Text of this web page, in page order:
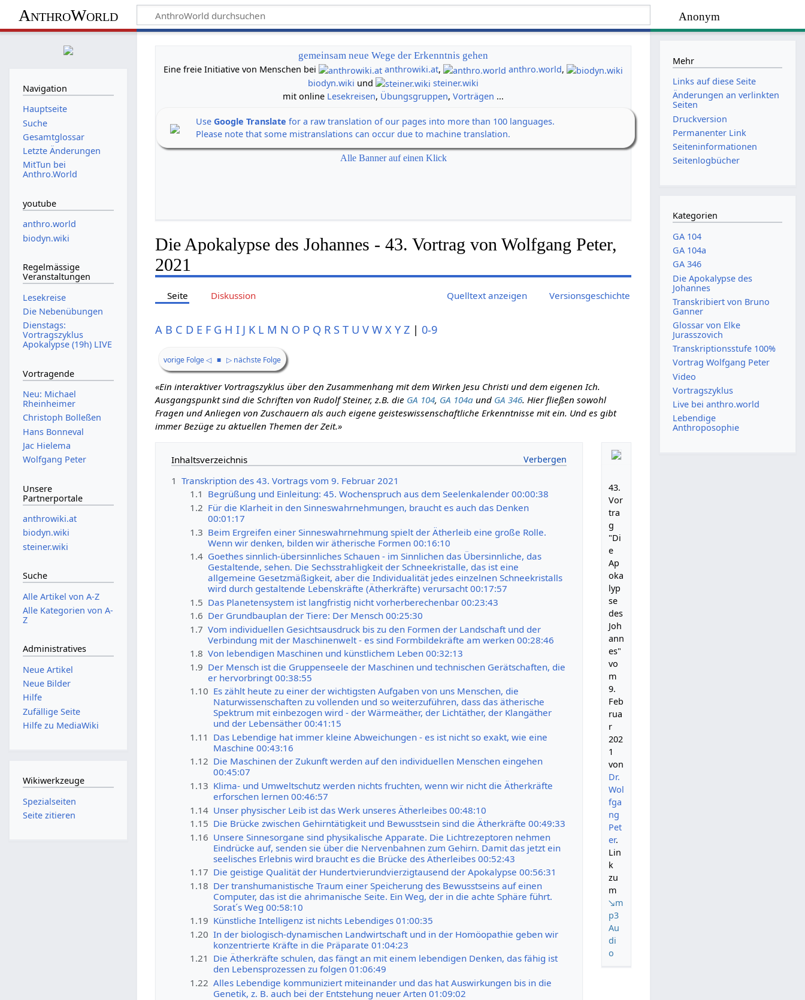
Anonym
AnthroWorld
gemeinsam neue Wege der Erkenntnis gehen
Eine freie Initiative von Menschen bei
anthrowiki.at, anthro.world,
biodyn.wiki und
steiner.wiki
mit online Lesekreisen, Übungsgruppen,Vorträgen ...
UseGoogle Translate for a raw translation of our pages into more than 100 languages.
Please note that some mistranslations can occur due to machine translation.
Alle Banner auf einen Klick
Die Apokalypse des Johannes - 43. Vortrag von Wolfgang Peter,
2021
Seite Diskussion Quelltext anzeigen Versionsgeschichte
A B C D E F G H I J K L M N O P Q R S T U V W X Y Z | 0-9
vorige Folge ◁ ■ ▷ nächste Folge
«Ein interaktiver Vortragszyklus über den Zusammenhang mit dem Wirken Jesu Christi und dem eigenen Ich.
Ausgangspunkt sind die Schriften von Rudolf Steiner, z.B. die GA 104, GA 104a und GA 346. Hier fließen sowohl
Fragen und Anliegen von Zuschauern als auch eigene geisteswissenschaftliche Erkenntnisse mit ein. Und es gibt
immer Bezüge zu aktuellen Themen der Zeit.»
43.
Vor
tra
g
"Di
e
Ap
oka
lyp
se
des
Joh
ann
es"
vo
m
9.
Feb
rua
r
202
1
von
Dr.
Wol
fga
ng
Pet
er.
Lin
k
zu
m
↘m
p3
Au
di
o
Inhaltsverzeichnis
1 Transkription des 43. Vortrags vom 9. Februar 2021
1.1 Begrüßung und Einleitung: 45. Wochenspruch aus dem Seelenkalender 00:00:38
1.2 Für die Klarheit in den Sinneswahrnehmungen, braucht es auch das Denken
00:01:17
1.3 Beim Ergreifen einer Sinneswahrnehmung spielt der Ätherleib eine große Rolle.
Wenn wir denken, bilden wir ätherische Formen 00:16:10
1.4 Goethes sinnlich-übersinnliches Schauen - im Sinnlichen das Übersinnliche, das
Gestaltende, sehen. Die Sechsstrahligkeit der Schneekristalle, das ist eine
allgemeine Gesetzmäßigkeit, aber die Individualität jedes einzelnen Schneekristalls
wird durch gestaltende Lebenskräfte (Ätherkräfte) verursacht 00:17:57
1.5 Das Planetensystem ist langfristig nicht vorherberechenbar 00:23:43
1.6 Der Grundbauplan der Tiere: Der Mensch 00:25:30
1.7 Vom individuellen Gesichtsausdruck bis zu den Formen der Landschaft und der
Verbindung mit der Maschinenwelt - es sind Formbildekräfte am werken 00:28:46
1.8 Von lebendigen Maschinen und künstlichem Leben 00:32:13
1.9 Der Mensch ist die Gruppenseele der Maschinen und technischen Gerätschaften, die
er hervorbringt 00:38:55
1.10 Es zählt heute zu einer der wichtigsten Aufgaben von uns Menschen, die
Naturwissenschaften zu vollenden und so weiterzuführen, dass das ätherische
Spektrum mit einbezogen wird - der Wärmeäther, der Lichtäther, der Klangäther
und der Lebensäther 00:41:15
1.11 Das Lebendige hat immer kleine Abweichungen - es ist nicht so exakt, wie eine
Maschine 00:43:16
1.12 Die Maschinen der Zukunft werden auf den individuellen Menschen eingehen
00:45:07
1.13 Klima- und Umweltschutz werden nichts fruchten, wenn wir nicht die Ätherkräfte
erforschen lernen 00:46:57
1.14 Unser physischer Leib ist das Werk unseres Ätherleibes 00:48:10
1.15 Die Brücke zwischen Gehirntätigkeit und Bewusstsein sind die Ätherkräfte 00:49:33
1.16 Unsere Sinnesorgane sind physikalische Apparate. Die Lichtrezeptoren nehmen
Eindrücke auf, senden sie über die Nervenbahnen zum Gehirn. Damit das jetzt ein
seelisches Erlebnis wird braucht es die Brücke des Ätherleibes 00:52:43
1.17 Die geistige Qualität der Hundertvierundvierzigtausend der Apokalypse 00:56:31
1.18 Der transhumanistische Traum einer Speicherung des Bewusstseins auf einen
Computer, das ist die ahrimanische Seite. Ein Weg, der in die achte Sphäre führt.
Sorat´s Weg 00:58:10
1.19 Künstliche Intelligenz ist nichts Lebendiges 01:00:35
1.20 In der biologisch-dynamischen Landwirtschaft und in der Homöopathie geben wir
konzentrierte Kräfte in die Präparate 01:04:23
1.21 Die Ätherkräfte schulen, das fängt an mit einem lebendigen Denken, das fähig ist
den Lebensprozessen zu folgen 01:06:49
1.22 Alles Lebendige kommuniziert miteinander und das hat Auswirkungen bis in die
Genetik, z. B. auch bei der Entstehung neuer Arten 01:09:02
Navigation
Hauptseite
Suche
Gesamtglossar
Letzte Änderungen
MitTun bei
Anthro.World
youtube
anthro.world
biodyn.wiki
Regelmässige
Veranstaltungen
Lesekreise
Die Nebenübungen
Dienstags:
Vortragszyklus
Apokalypse (19h) LIVE
Vortragende
Neu: Michael
Rheinheimer
Christoph Bolleßen
Hans Bonneval
Jac Hielema
Wolfgang Peter
Unsere
Partnerportale
anthrowiki.at
biodyn.wiki
steiner.wiki
Suche
Alle Artikel von A-Z
Alle Kategorien von A-
Z
Administratives
Neue Artikel
Neue Bilder
Hilfe
Zufällige Seite
Hilfe zu MediaWiki
Wikiwerkzeuge
Spezialseiten
Seite zitieren
Mehr
Links auf diese Seite
Änderungen an verlinkten
Seiten
Druckversion
Permanenter Link
Seiten­­informationen
Seitenlogbücher
Kategorien
GA 104
GA 104a
GA 346
Die Apokalypse des
Johannes
Transkribiert von Bruno
Ganner
Glossar von Elke
Jurasszovich
Transkriptionsstufe 100%
Vortrag Wolfgang Peter
Video
Vortragszyklus
Live bei anthro.world
Lebendige
Anthroposophie